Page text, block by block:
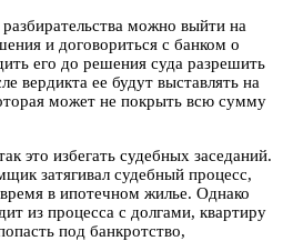
можно выйти на
и договориться с банком о
его до решения суда разрешить
вердикта ее будут выставлять на
может не покрыть всю сумму
это избегать судебных заседаний.
затягивал судебный процесс,
в ипотечном жилье. Однако
из процесса с долгами, квартиру
под банкротство,